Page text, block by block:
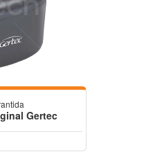
Gertec